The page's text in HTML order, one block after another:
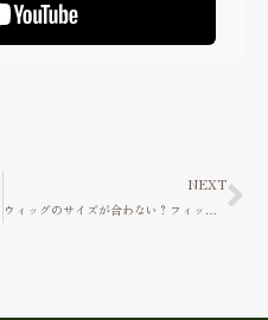
NEXT
ウィッグのサイズが合わない？フィット感を左右するポイントと解決策